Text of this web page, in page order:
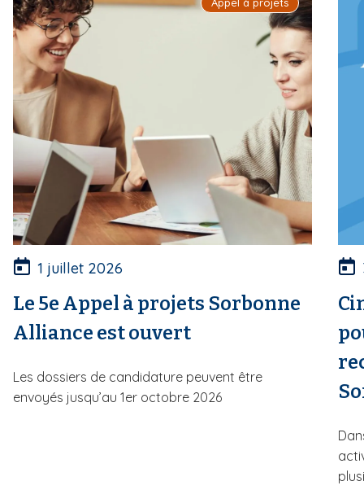
1 juillet 2026
Le 5e Appel à projets Sorbonne
Alliance est ouvert
Les dossiers de candidature peuvent être
envoyés jusqu’au 1er octobre 2026